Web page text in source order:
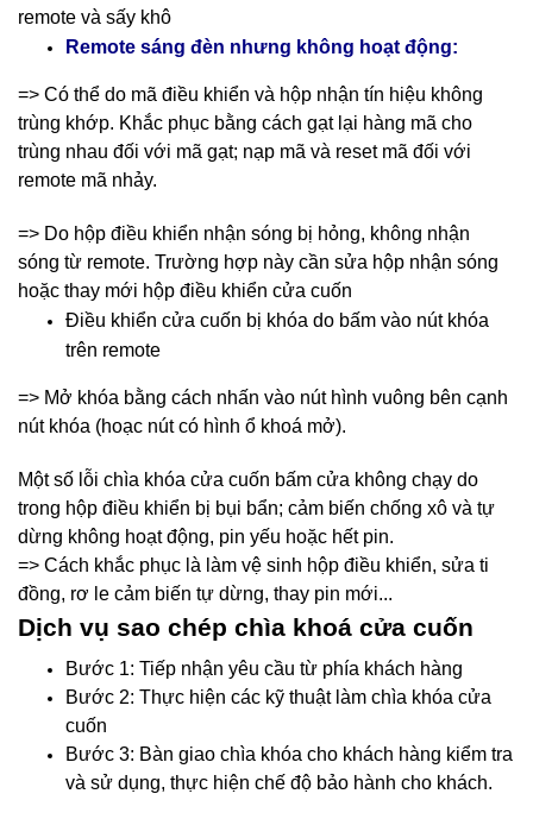
remote và sấy khô
Remote sáng đèn nhưng không hoạt động:
=> Có thể do mã điều khiển và hộp nhận tín hiệu không
trùng khớp. Khắc phục bằng cách gạt lại hàng mã cho
trùng nhau đối với mã gạt; nạp mã và reset mã đối với
remote mã nhảy.
=> Do hộp điều khiển nhận sóng bị hỏng, không nhận
sóng từ remote. Trường hợp này cần sửa hộp nhận sóng
hoặc thay mới hộp điều khiển cửa cuốn
Điều khiển cửa cuốn bị khóa do bấm vào nút khóa
trên remote
=> Mở khóa bằng cách nhấn vào nút hình vuông bên cạnh
nút khóa (hoạc nút có hình ổ khoá mở).
Một số lỗi chìa khóa cửa cuốn bấm cửa không chạy do
trong hộp điều khiển bị bụi bẩn; cảm biến chống xô và tự
dừng không hoạt động, pin yếu hoặc hết pin.
=> Cách khắc phục là làm vệ sinh hộp điều khiển, sửa ti
đồng, rơ le cảm biến tự dừng, thay pin mới...
Dịch vụ sao chép chìa khoá cửa cuốn
Bước 1: Tiếp nhận yêu cầu từ phía khách hàng
Bước 2: Thực hiện các kỹ thuật làm chìa khóa cửa
cuốn
Bước 3: Bàn giao chìa khóa cho khách hàng kiểm tra
và sử dụng, thực hiện chế độ bảo hành cho khách.